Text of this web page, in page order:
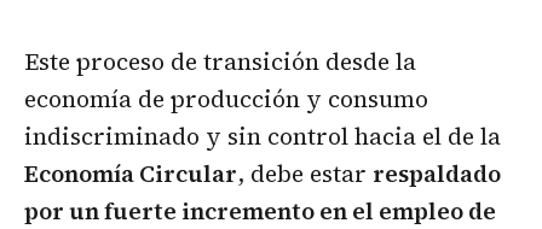
Este proceso de transición desde la
economía de producción y consumo
indiscriminado y sin control hacia el de la
Economía Circular, debe estar respaldado
por un fuerte incremento en el empleo de